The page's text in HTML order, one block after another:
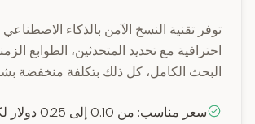
توفر تقنية النسخ الآمن بالذكاء
احترافية مع تحديد المتحدثين، الطوابع
البحث الكامل، كل ذلك بتكلفة منخفضة
سعر مناسب: من